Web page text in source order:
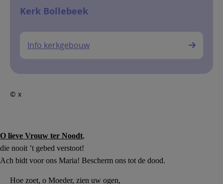
Kerk Bollebeek
Info kerkgebouw
© x
O lieve Vrouw ter Noodt,
die nooit ’t gebed verstoot!
Ach bidt voor ons Maria! Bescherm ons tot de dood.
Hoe zoet, o Moeder, zien uw ogen,